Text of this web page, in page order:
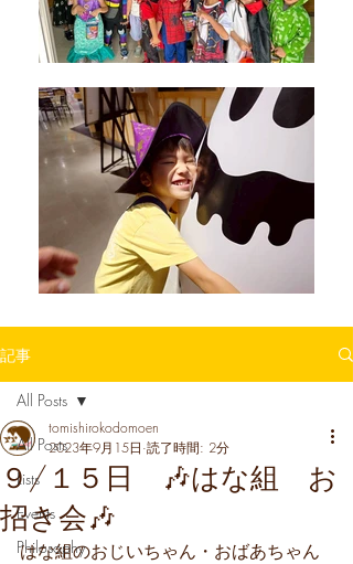
記事
All Posts
Lists
Events
Philosophy
All Posts
９/１５日 🎶はな組 お
招き会🎶
tomishirokodomoen
2023年9月15日 読了時間: 2分
はな組のおじいちゃん・おばあちゃん